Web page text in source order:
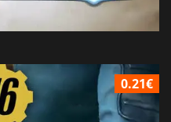
0.21€